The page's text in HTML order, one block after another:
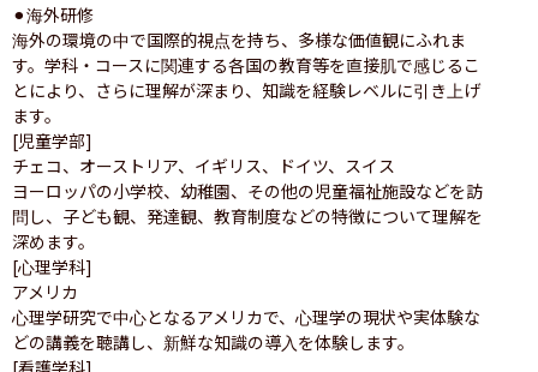
⚫︎海外研修
海外の環境の中で国際的視点を持ち、多様な価値観にふれま
す。学科・コースに関連する各国の教育等を直接肌で感じるこ
とにより、さらに理解が深まり、知識を経験レベルに引き上げ
ます。
[児童学部]
チェコ、オーストリア、イギリス、ドイツ、スイス
ヨーロッパの小学校、幼稚園、その他の児童福祉施設などを訪
問し、子ども観、発達観、教育制度などの特徴について理解を
深めます。
[心理学科]
アメリカ
心理学研究で中心となるアメリカで、心理学の現状や実体験な
どの講義を聴講し、新鮮な知識の導入を体験します。
[看護学科]